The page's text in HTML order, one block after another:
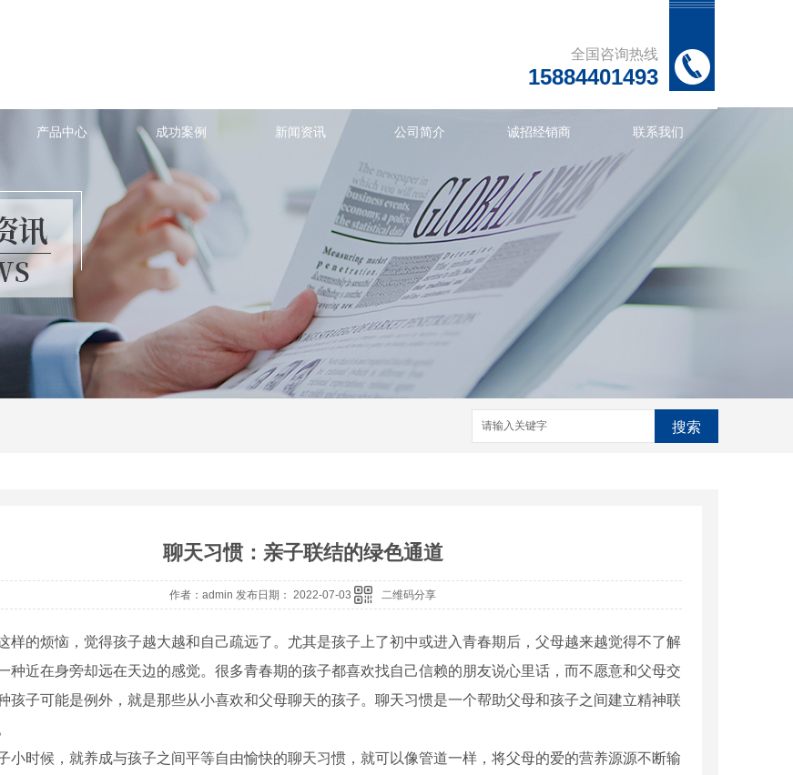
全国咨询热线
15884401493
产品中心 成功案例 新闻资讯 公司简介 诚招经销商 联系我们
搜索
聊天习惯：亲子联结的绿色通道
作者：admin 发布日期： 2022-07-03 二维码分享
样的烦恼，觉得孩子越大越和自己疏远了。尤其是孩子上了初中或进入青春期后，父母越来越觉得不了解
种近在身旁却远在天边的感觉。很多青春期的孩子都喜欢找自己信赖的朋友说心里话，而不愿意和父母交
孩子可能是例外，就是那些从小喜欢和父母聊天的孩子。聊天习惯是一个帮助父母和孩子之间建立精神联
小时候，就养成与孩子之间平等自由愉快的聊天习惯，就可以像管道一样，将父母的爱的营养源源不断输